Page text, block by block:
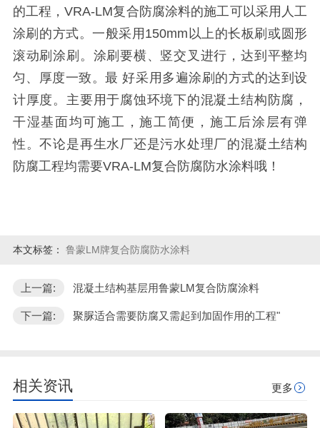
的工程，VRA-LM复合防腐涂料的施工可以采用人工
涂刷的方式。一般采用 150mm 以上的长板刷或圆形
滚动刷涂刷。涂刷要横、竖交叉进行，达到平整均
匀、厚度一致。最 好采用多遍涂刷的方式的达到设
计厚度。主要用于腐蚀环境下的混凝土结构防腐，
干湿基面均可施工，施工简便，施工后涂层有弹
性。不论是再生水厂还是污水处理厂的混凝土结构
防腐工程均需要VRA-LM复合防腐防水涂料哦！
本文标签： 鲁蒙LM牌复合防腐防水涂料
上一篇: 混凝土结构基层用鲁蒙LM复合防腐涂料
下一篇: 聚脲适合需要防腐又需起到加固作用的工程"
相关资讯 更多